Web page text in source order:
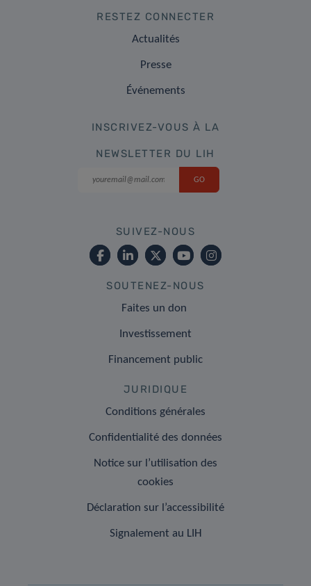
RESTEZ CONNECTER
Actualités
Presse
Événements
INSCRIVEZ-VOUS À LA
NEWSLETTER DU LIH
SUIVEZ-NOUS
SOUTENEZ-NOUS
Faites un don
Investissement
Financement public
JURIDIQUE
Conditions générales
Confidentialité des données
Notice sur l’utilisation des
cookies
Déclaration sur l’accessibilité
Signalement au LIH